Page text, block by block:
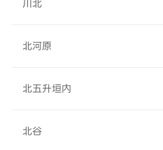
川北
北河原
北五升垣内
北谷